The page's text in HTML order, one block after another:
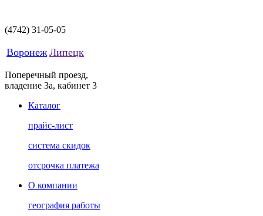
(4742) 31-05-05
Воронеж Липецк
Поперечный проезд,
владение 3а, кабинет 3
Каталог
прайс-лист
система скидок
отсрочка платежа
О компании
география работы